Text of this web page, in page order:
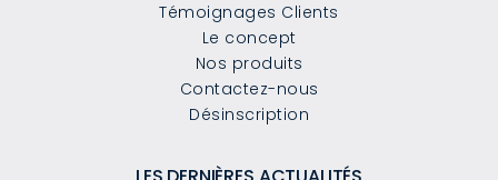
Témoignages Clients
Le concept
Nos produits
Contactez-nous
Désinscription